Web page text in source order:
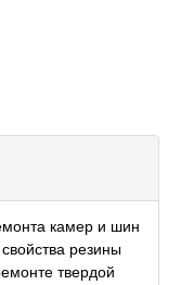
камер и шин
резины
твердой